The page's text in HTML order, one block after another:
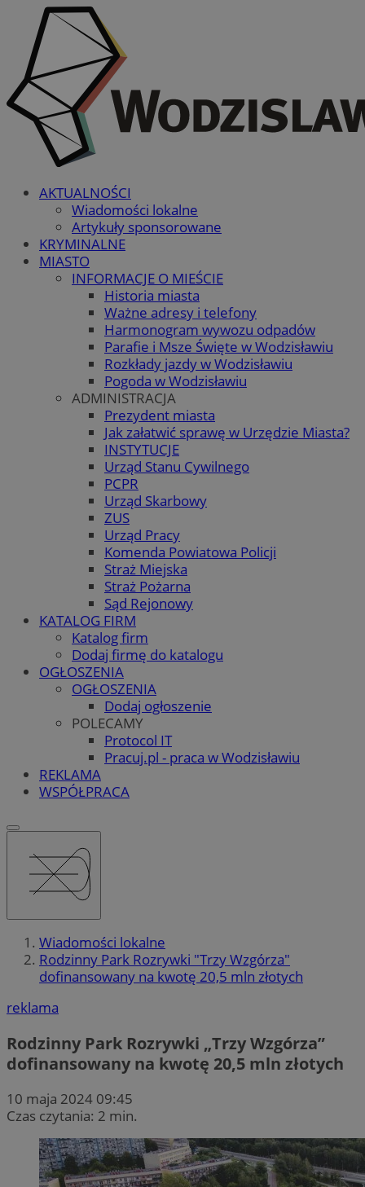
AKTUALNOŚCI
Wiadomości lokalne
Artykuły sponsorowane
KRYMINALNE
MIASTO
INFORMACJE O MIEŚCIE
Historia miasta
Ważne adresy i telefony
Harmonogram wywozu odpadów
Parafie i Msze Święte w Wodzisławiu
Rozkłady jazdy w Wodzisławiu
Pogoda w Wodzisławiu
ADMINISTRACJA
Prezydent miasta
Jak załatwić sprawę w Urzędzie Miasta?
INSTYTUCJE
Urząd Stanu Cywilnego
PCPR
Urząd Skarbowy
ZUS
Urząd Pracy
Komenda Powiatowa Policji
Straż Miejska
Straż Pożarna
Sąd Rejonowy
KATALOG FIRM
Katalog firm
Dodaj firmę do katalogu
OGŁOSZENIA
OGŁOSZENIA
Dodaj ogłoszenie
POLECAMY
Protocol IT
Pracuj.pl - praca w Wodzisławiu
REKLAMA
WSPÓŁPRACA
Wiadomości lokalne
Rodzinny Park Rozrywki "Trzy Wzgórza"
dofinansowany na kwotę 20,5 mln złotych
reklama
Rodzinny Park Rozrywki „Trzy Wzgórza”
dofinansowany na kwotę 20,5 mln złotych
10 maja 2024 09:45
Czas czytania: 2 min.